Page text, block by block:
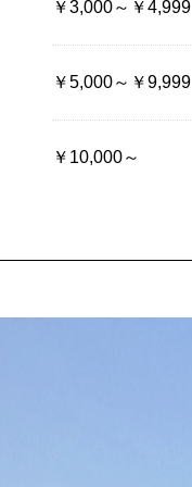
￥3,000～￥4,999
￥5,000～￥9,999
￥10,000～